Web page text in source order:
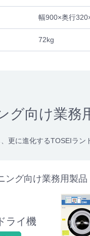
幅900×奥行
72kg
グ向け業務
更に進化するTOSEIラン
ング向け業務用製品
ライ機